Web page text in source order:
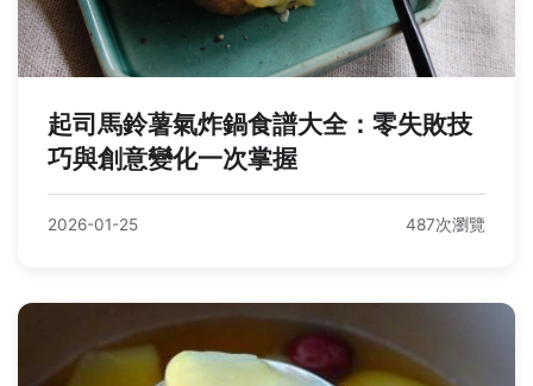
起司馬鈴薯氣炸鍋食譜大全：零失敗技
巧與創意變化一次掌握
2026-01-25 487次瀏覽